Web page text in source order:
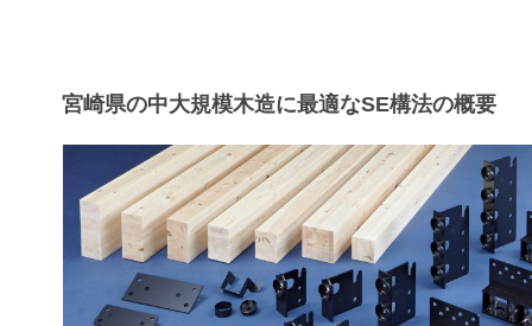
宮崎県の中大規模木造に最適なSE構法の概要